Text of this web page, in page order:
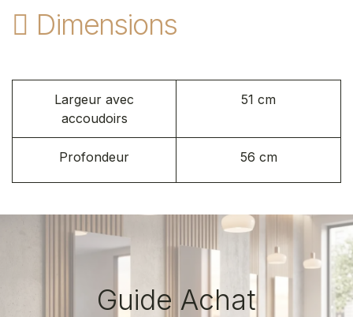
Dimensions
Largeur avec
accoudoirs
51 cm
Profondeur 56 cm
Guide Achat